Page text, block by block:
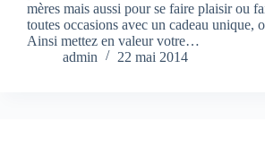
mères mais aussi pour se faire plaisir ou
toutes occasions avec un cadeau unique,
Ainsi mettez en valeur votre…
admin
22 mai 2014